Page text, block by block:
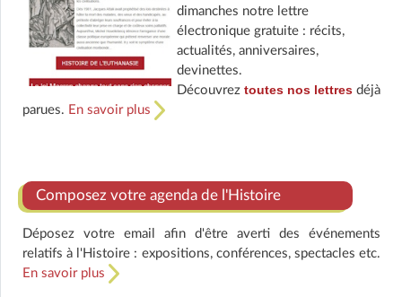
dimanches notre lettre
électronique gratuite : récits,
actualités, anniversaires,
devinettes.
Découvrez toutes nos lettresdéjà
parues. En savoir plus
Composez votre agenda de l'Histoire
Déposez votre email afin d'être averti des événements
relatifs à l'Histoire : expositions, conférences, spectacles etc.
En savoir plus